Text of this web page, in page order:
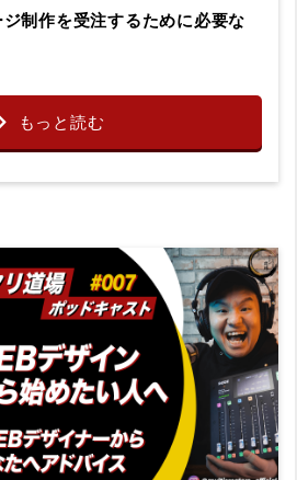
ジ制作を受注するために必要な
もっと読む